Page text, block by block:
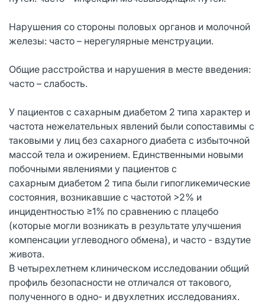
Нарушения со стороны половых органов и молочной
железы: часто – нерегулярные менструации.
Общие расстройства и нарушения в месте введения:
часто – слабость.
У пациентов с сахарным диабетом 2 типа характер и
частота нежелательных явлений были сопоставимы с
таковыми у лиц без сахарного диабета с избыточной
массой тела и ожирением. Единственными новыми
побочными явлениями у пациентов с
сахарным диабетом 2 типа были гипогликемические
состояния, возникавшие с частотой >2% и
инцидентностью ≥1% по сравнению с плацебо
(которые могли возникать в результате улучшения
компенсации углеводного обмена), и часто - вздутие
живота.
В четырехлетнем клиническом исследовании общий
профиль безопасности не отличался от такового,
полученного в одно- и двухлетних исследованиях.